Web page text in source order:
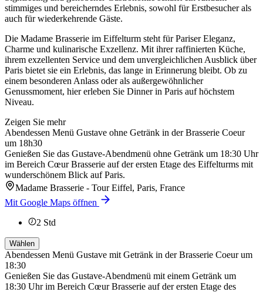
stimmiges und bereicherndes Erlebnis, sowohl für Erstbesucher als
auch für wiederkehrende Gäste.
Die Madame Brasserie im Eiffelturm steht für Pariser Eleganz,
Charme und kulinarische Exzellenz. Mit ihrer raffinierten Küche,
ihrem exzellenten Service und dem unvergleichlichen Ausblick über
Paris bietet sie ein Erlebnis, das lange in Erinnerung bleibt. Ob zu
einem besonderen Anlass oder als außergewöhnlicher
Genussmoment, hier erleben Sie Dinner in Paris auf höchstem
Niveau.
Zeigen Sie mehr
Abendessen Menü Gustave ohne Getränk in der Brasserie Coeur
um 18h30
Genießen Sie das Gustave-Abendmenü ohne Getränk um 18:30 Uhr
im Bereich Cœur Brasserie auf der ersten Etage des Eiffelturms mit
wunderschönem Blick auf Paris.
Madame Brasserie - Tour Eiffel, Paris, France
Mit Google Maps öffnen
2 Std
Wählen
Abendessen Menü Gustave mit Getränk in der Brasserie Coeur um
18:30
Genießen Sie das Gustave-Abendmenü mit einem Getränk um
18:30 Uhr im Bereich Cœur Brasserie auf der ersten Etage des